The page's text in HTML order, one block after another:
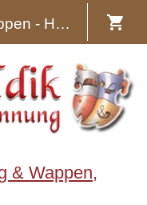
Familiennamen & Wappen - Heraldik
& Wappen,